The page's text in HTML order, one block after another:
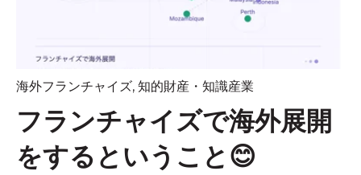
海外フランチャイズ, 知的財産・知識産業
フランチャイズで海外展開
をするということ😊